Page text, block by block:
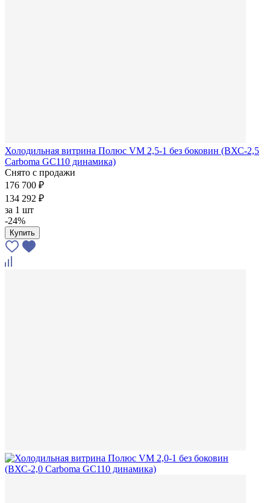
Холодильная витрина Полюс VM 2,5-1 без боковин (ВХС-2,5
Carboma GC110 динамика)
Снято с продажи
176 700 ₽
134 292 ₽
за 1 шт
-24%
Купить